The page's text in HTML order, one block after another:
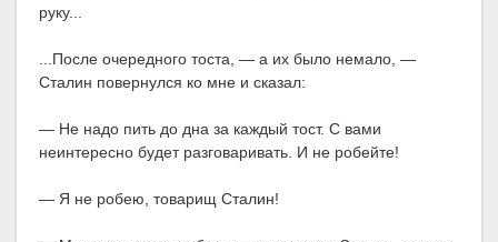
руку...
...После очередного тоста, — а их было немало, —
Сталин повернулся ко мне и сказал:
— Не надо пить до дна за каждый тост. С вами
неинтересно будет разговаривать. И не робейте!
— Я не робею, товарищ Сталин!